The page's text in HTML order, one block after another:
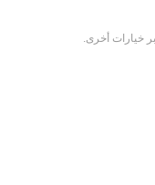
خيارات أخرى.